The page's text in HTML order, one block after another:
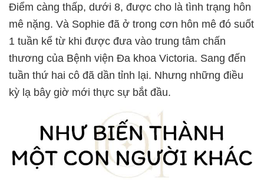
Điểm càng thấp, dưới 8, được cho là tình trạng hôn
mê nặng. Và Sophie đã ở trong cơn hôn mê đó suốt
1 tuần kể từ khi được đưa vào trung tâm chấn
thương của Bệnh viện Đa khoa Victoria. Sang đến
tuần thứ hai cô đã dần tỉnh lại. Nhưng những điều
kỳ lạ bây giờ mới thực sự bắt đầu.